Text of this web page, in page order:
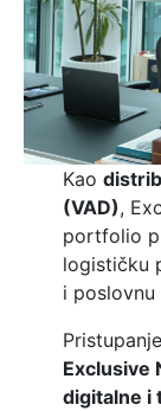
Kao
(VAD),
portfolio
logističku
i poslovnu
Exclusive
digitalne i